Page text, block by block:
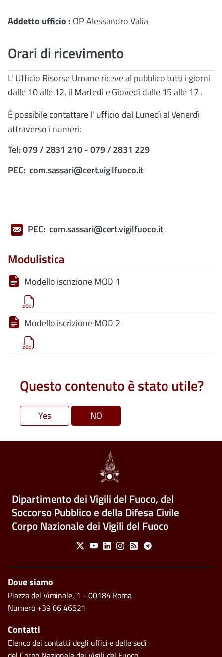
Addetto ufficio : OP Alessandro Valia
Orari di ricevimento
L' Ufficio Risorse Umane riceve al pubblico tutti i giorni
dalle 10 alle 12, il Martedì e Giovedì dalle 15 alle 17 .
È possibile contattare l' ufficio dal Lunedì al Venerdì
attraverso i numeri:
Tel: 079 / 2831 210 - 079 / 2831 229
PEC: com.sassari@cert.vigilfuoco.it
PEC: com.sassari@cert.vigilfuoco.it
Modulistica
Modello iscrizione MOD 1
Modello iscrizione MOD 2
Questo contenuto è stato utile?
Dipartimento dei Vigili del Fuoco, del
Soccorso Pubblico e della Difesa Civile
Corpo Nazionale dei Vigili del Fuoco
Social Menu
X YoutubeLinkedinInstagram
Feed Telegram
Piè di pagina
Dove siamo
Piazza del Viminale, 1 - 00184 Roma
Numero +39 06 46521
Contatti
Elenco dei contatti degli uffici e delle sedi